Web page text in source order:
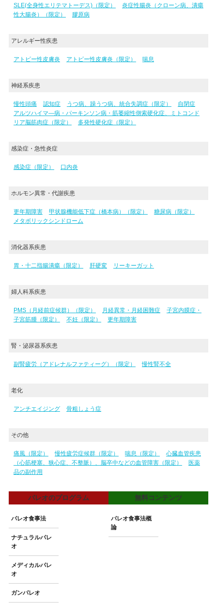
SLE(全身性エリテマトーデス)（限定）
炎症性腸炎（クローン病、潰瘍
性大腸炎）（限定）
膠原病
アレルギー性疾患
アトピー性皮膚炎 アトピー性皮膚炎（限定） 喘息
神経系疾患
慢性頭痛 認知症 うつ病、躁うつ病、統合失調症（限定）
自閉症
アルツハイマ―病・パーキンソン病・筋萎縮性側索硬化症、ミトコンド
リア脳筋肉症（限定）
多発性硬化症（限定）
感染症・急性炎症
感染症（限定） 口内炎
ホルモン異常・代謝疾患
更年期障害 甲状腺機能低下症（橋本病）（限定）
糖尿病（限定）
メタボリックシンドローム
消化器系疾患
胃・十二指腸潰瘍（限定） 肝硬変 リーキーガット
婦人科系疾患
PMS（月経前症候群）（限定） 月経異常・月経困難症
子宮内膜症・
子宮筋腫（限定）
不妊（限定） 更年期障害
腎・泌尿器系疾患
副腎疲労（アドレナルファティーグ）（限定） 慢性腎不全
老化
アンチエイジング 骨粗しょう症
その他
痛風（限定） 慢性疲労症候群（限定） 喘息（限定）
心臓血管疾患
（心筋梗塞、狭心症、不整脈）、脳卒中などの血管障害（限定）
医薬
品の副作用
パレオのプログラム
パレオ食事法
ナチュラルパレ
オ
メディカルパレ
オ
ガンパレオ
無料コンテンツ
パレオ食事法概
論